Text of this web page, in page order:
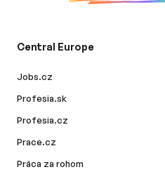
Central Europe
Jobs.cz
Profesia.sk
Profesia.cz
Prace.cz
Práca za rohom